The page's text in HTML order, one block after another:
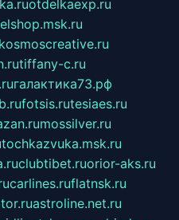
otdelkaexp.ru
kosmoscreative.ru
tiffany-c.ru
галактика73.рф
fotsis.rutesiaes.ru
mossilver.ru
tochkazvuka.msk.ru
clubtibet.ruorior-aks.ru
carlines.ruflatnsk.ru
astroline.net.ru